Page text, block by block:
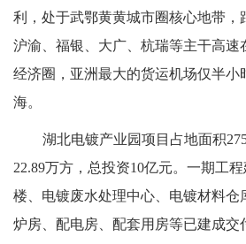
利，处于武鄂黄黄城市圈核心地带，
沪渝、福银、大广、杭瑞等主干高速
经济圈，亚洲最大的货运机场仅半小
海。
湖北电镀产业园项目占地面积
22.89万方，总投资10亿元。一期工
楼、电镀废水处理中心、电镀材料仓
炉房、配电房、配套用房等已建成交